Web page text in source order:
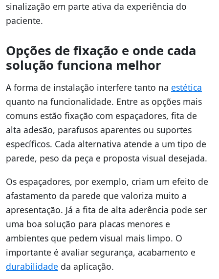
sinalização em parte ativa da experiência do
paciente.
Opções de fixação e onde cada
solução funciona melhor
A forma de instalação interfere tanto na estética
quanto na funcionalidade. Entre as opções mais
comuns estão fixação com espaçadores, fita de
alta adesão, parafusos aparentes ou suportes
específicos. Cada alternativa atende a um tipo de
parede, peso da peça e proposta visual desejada.
Os espaçadores, por exemplo, criam um efeito de
afastamento da parede que valoriza muito a
apresentação. Já a fita de alta aderência pode ser
uma boa solução para placas menores e
ambientes que pedem visual mais limpo. O
importante é avaliar segurança, acabamento e
durabilidade da aplicação.